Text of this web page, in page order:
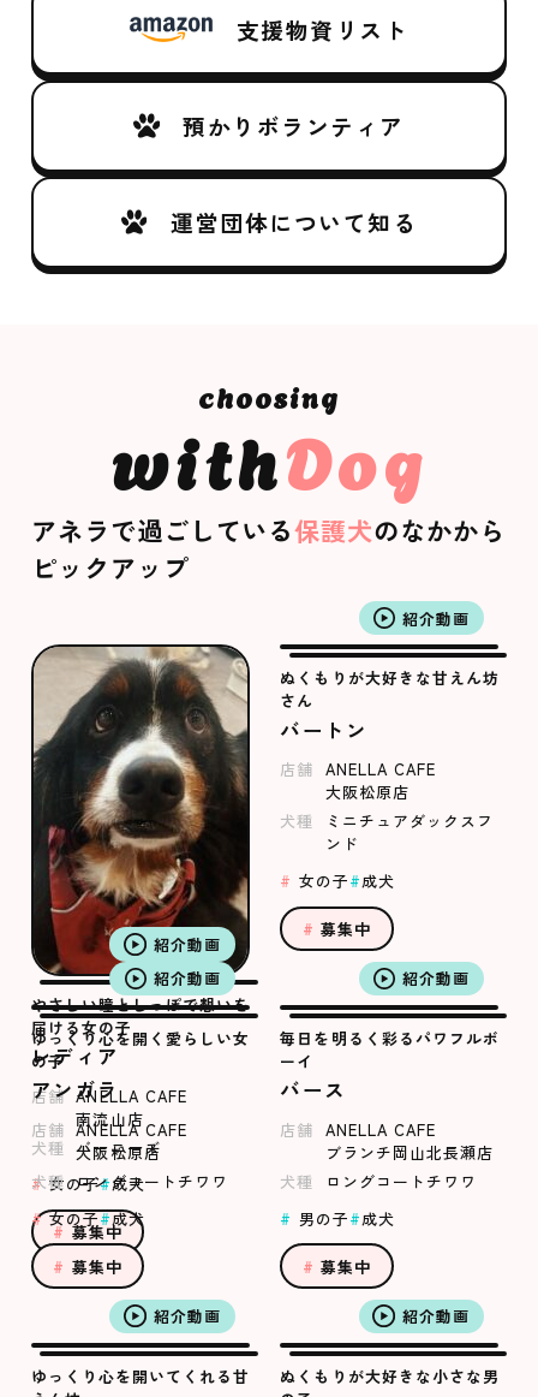
支援物資リスト
預かりボランティア
運営団体について知る
withDog
アネラで過ごしている保護犬のなかから
ピックアップ
紹介動画
やさしい瞳としっぽで想いを
届ける女の子
レディア
店舗 ANELLA CAFE
南流山店
犬種
バーニーズ
女の子 成犬
募集中
紹介動画
ぬくもりが大好きな甘えん坊
さん
バートン
店舗 ANELLA CAFE
大阪松原店
犬種
ミニチュアダックスフ
ンド
女の子
成犬
募集中
紹介動画
ゆっくり心を開く愛らしい女
の子
アンガラ
店舗 ANELLA CAFE
大阪松原店
犬種 ロングコートチワワ
女の子 成犬
募集中
紹介動画
毎日を明るく彩るパワフルボ
ーイ
バース
店舗 ANELLA CAFE
ブランチ岡山北長瀬店
犬種
ロングコートチワワ
男の子
成犬
募集中
紹介動画
ゆっくり心を開いてくれる甘
紹介動画
ぬくもりが大好きな小さな男